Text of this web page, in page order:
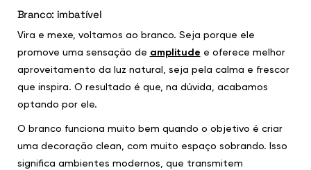
Branco: imbatível
Vira e mexe, voltamos ao branco. Seja porque ele
promove uma sensação de amplitude e oferece melhor
aproveitamento da luz natural, seja pela calma e frescor
que inspira. O resultado é que, na dúvida, acabamos
optando por ele.
O branco funciona muito bem quando o objetivo é criar
uma decoração clean, com muito espaço sobrando. Isso
significa ambientes modernos, que transmitem